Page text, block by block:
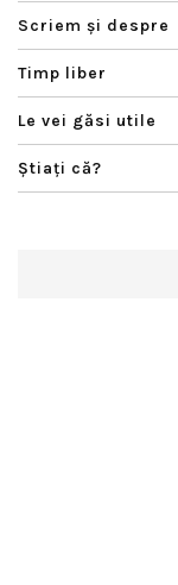
Scriem şi despre
Timp liber
Le vei găsi utile
Ştiaţi că?